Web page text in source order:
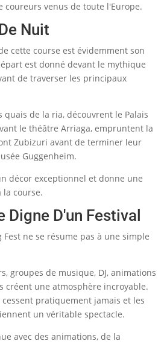
coureurs venus de toute l'Europe.
Nuit
cette course est évidemment son
est donné devant le mythique
de traverser les principaux
quais de la ria, découvrent le Palais
le théâtre Arriaga, empruntent la
Zubizuri avant de terminer leur
Guggenheim.
décor exceptionnel et donne une
course.
Digne D'un Festival
ne se résume pas à une simple
groupes de musique, DJ, animations
créent une atmosphère incroyable.
pratiquement jamais et les
un véritable spectacle.
avec des animations, de la